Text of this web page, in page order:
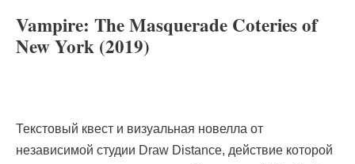
Vampire: The Masquerade Coteries of
New York (2019)
Текстовый квест и визуальная новелла от
независимой студии Draw Distance, действие которой